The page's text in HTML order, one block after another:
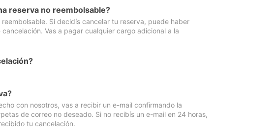
reserva no reembolsable?
Si decidís cancelar tu reserva, puede haber
Vas a pagar cualquier cargo adicional a la
con nosotros, vas a recibir un e-mail confirmando la
de correo no deseado. Si no recibís un e-mail en 24 horas,
tu cancelación.